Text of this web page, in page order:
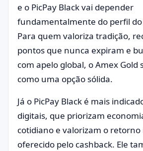
e o PicPay Black vai depender
fundamentalmente do perfil do
Para quem valoriza tradição,
pontos que nunca expiram e
com apelo global, o Amex Gold
como uma opção sólida.
Já o PicPay Black é mais
digitais, que priorizam
cotidiano e valorizam o
oferecido pelo cashback. Ele